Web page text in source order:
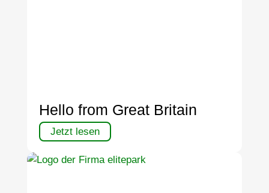
Hello from Great Britain
Jetzt lesen